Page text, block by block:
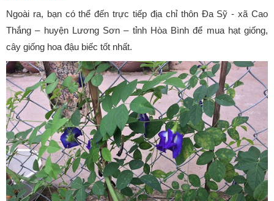
Ngoài ra, bạn có thể đến trực tiếp địa chỉ thôn Đa Sỹ - xã Cao
Thắng – huyện Lương Sơn – tỉnh Hòa Bình để mua hạt giống,
cây giống hoa đậu biếc tốt nhất.